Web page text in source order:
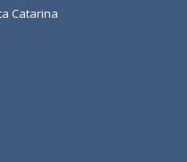
Catarina